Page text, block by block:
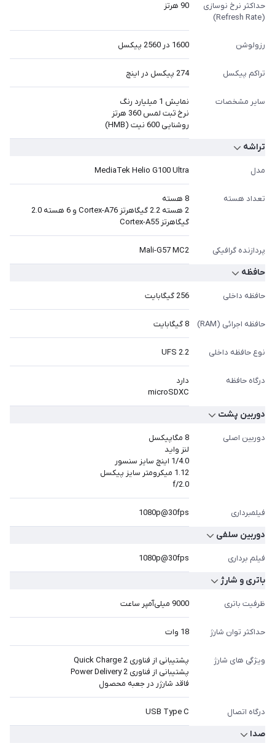
حداکثر نرخ نوسازی
(Refresh Rate)
90 هرتز
رزولوشن 1600 در 2560 پیکسل
تراکم پیکسل 274 پیکسل در اینچ
سایر مشخصات
نمایش 1 میلیارد رنگ
نرخ ثبت لمس 360 هرتز
روشنایی 600 نیت (HMB)
تراشه
مدل MediaTek Helio G100 Ultra
تعداد هسته
8 هسته
2 هسته 2.2 گیگاهرتز Cortex-A76 و 6 هسته 2.0
گیگاهرتز Cortex-A55
پردازنده گرافیکی Mali-G57 MC2
حافظه
حافظه داخلی 256 گیگابایت
حافظه اجرائی (RAM) 8 گیگابایت
نوع حافظه داخلی UFS 2.2
درگاه حافظه
دارد
microSDXC
دوربین پشت
دوربین اصلی
8 مگاپیکسل
لنز واید
1/4.0 اینچ سایز سنسور
1.12 میکرومتر سایز پیکسل
f/2.0
فیلمبرداری 1080p@30fps
دوربین سلفی
فیلم برداری 1080p@30fps
باتری و شارژ
ظرفیت باتری 9000 میلی‌آمپر ساعت
حداکثر توان شارژ 18 وات
ویژگی های شارژ
پشتیبانی از فناوری Quick Charge 2
پشتیبانی از فناوری Power Delivery 2
فاقد شارژر در جعبه محصول
درگاه اتصال USB Type C
صدا